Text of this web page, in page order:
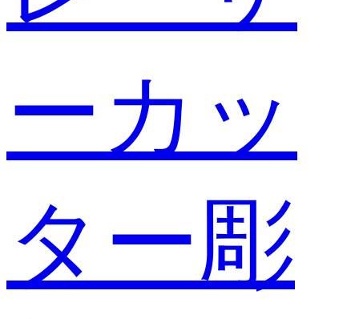
ーカッ
ター彫